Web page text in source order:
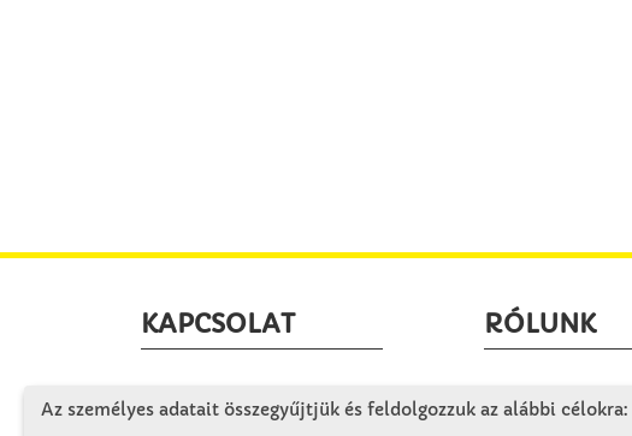
KAPCSOLAT
Winkler Iskolaszer Kft.
RÓLUNK
Céglátogatás
Az személyes adatait összegyűjtjük és feldolgozzuk az alábbi célokra: